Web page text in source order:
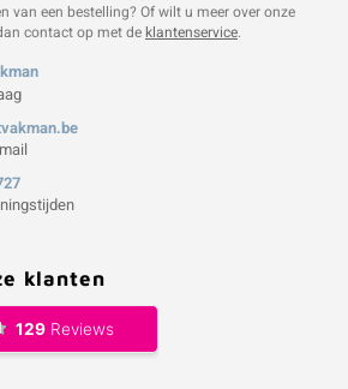
van een bestelling? Of wilt u meer over onze
contact op met deklantenservice.
klanten